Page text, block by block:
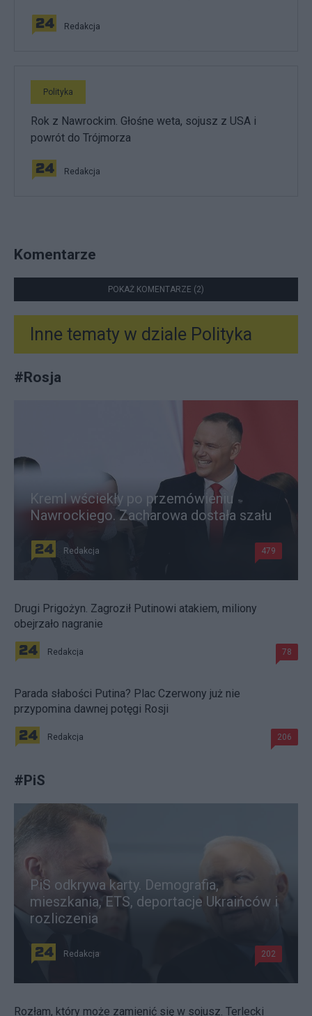
Redakcja
Polityka
Rok z Nawrockim. Głośne weta, sojusz z USA i
powrót do Trójmorza
Redakcja
Komentarze
POKAŻ KOMENTARZE (2)
Inne tematy w dziale Polityka
#Rosja
Kreml wściekły po przemówieniu
Nawrockiego. Zacharowa dostała szału
Redakcja 479
Drugi Prigożyn. Zagroził Putinowi atakiem, miliony
obejrzało nagranie
Redakcja 78
Parada słabości Putina? Plac Czerwony już nie
przypomina dawnej potęgi Rosji
Redakcja 206
#PiS
PiS odkrywa karty. Demografia,
mieszkania, ETS, deportacje Ukraińców i
rozliczenia
Redakcja 202
Rozłam, który może zamienić się w sojusz. Terlecki